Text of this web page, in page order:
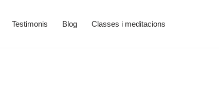
Testimonis Blog Classes i meditacions